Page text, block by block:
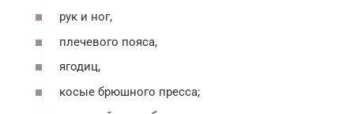
рук и ног,
плечевого пояса,
ягодиц,
косые брюшного пресса;